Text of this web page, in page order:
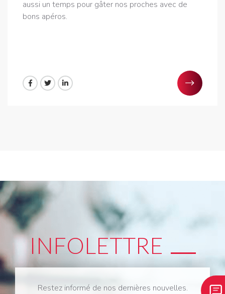
aussi un temps pour gâter nos proches avec de
bons apéros.
INFOLETTRE
Restez informé de nos dernières nouvelles.